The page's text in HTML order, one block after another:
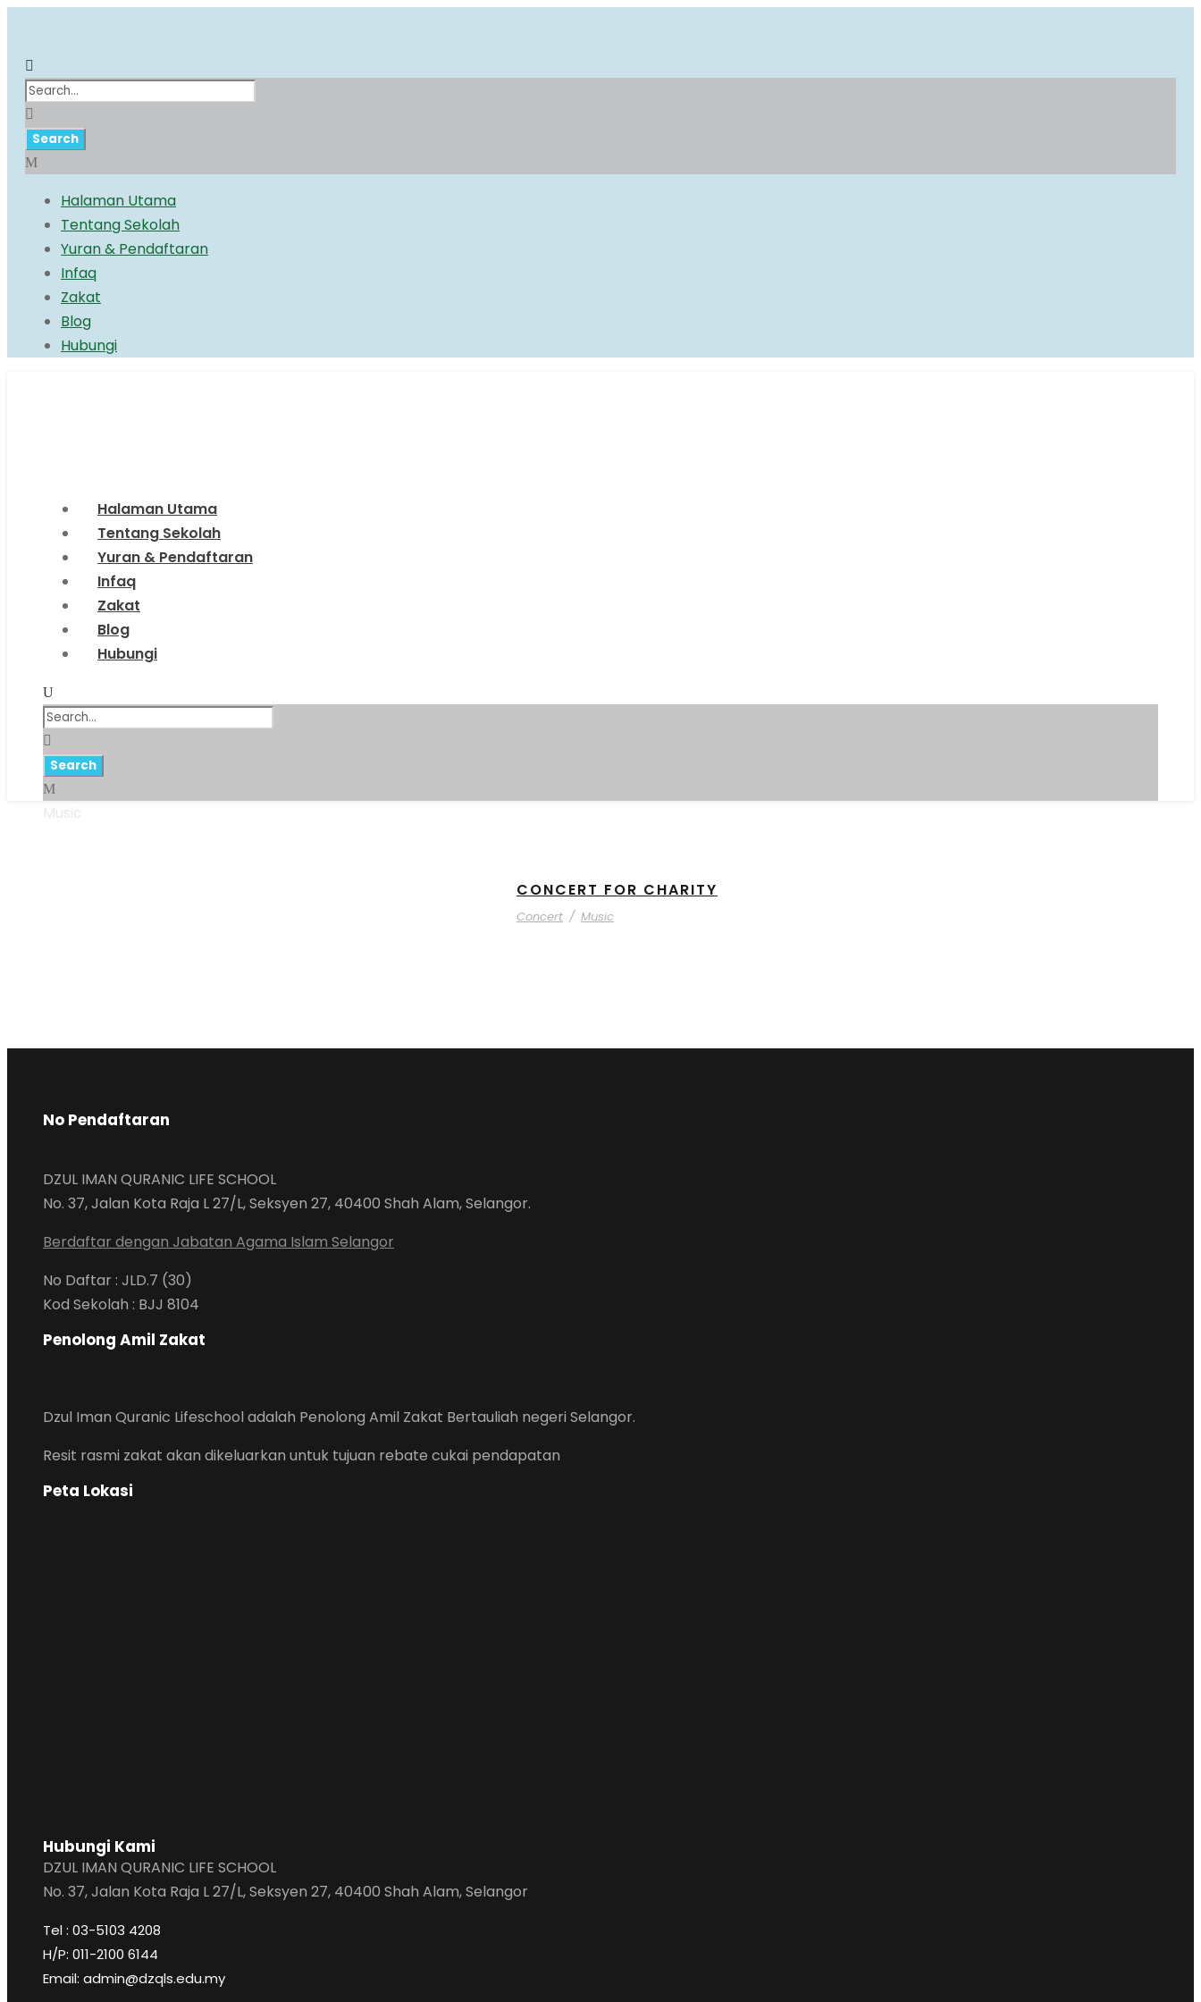
Halaman Utama
Tentang Sekolah
Yuran & Pendaftaran
Infaq
Zakat
Blog
Hubungi
Halaman Utama
Tentang Sekolah
Yuran & Pendaftaran
Infaq
Zakat
Blog
Hubungi
CONCERT FOR CHARITY
Concert / Music
No Pendaftaran
DZUL IMAN QURANIC LIFE SCHOOL
No. 37, Jalan Kota Raja L 27/L, Seksyen 27, 40400 Shah Alam, Selangor.
Berdaftar dengan Jabatan Agama Islam Selangor
No Daftar : JLD.7 (30)
Kod Sekolah : BJJ 8104
Penolong Amil Zakat
Dzul Iman Quranic Lifeschool adalah Penolong Amil Zakat Bertauliah negeri Selangor.
Resit rasmi zakat akan dikeluarkan untuk tujuan rebate cukai pendapatan
Peta Lokasi
Hubungi Kami
DZUL IMAN QURANIC LIFE SCHOOL
No. 37, Jalan Kota Raja L 27/L, Seksyen 27, 40400 Shah Alam, Selangor
Tel : 03-5103 4208
H/P: 011-2100 6144
Email: admin@dzqls.edu.my